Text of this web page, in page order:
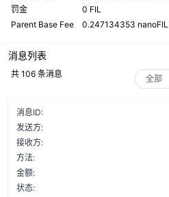
罚金
0 FIL
Parent Base Fee
0.247134353 nanoFIL
消息列表
共 106 条消息
消息ID:
发送方:
接收方:
方法:
金额:
状态: